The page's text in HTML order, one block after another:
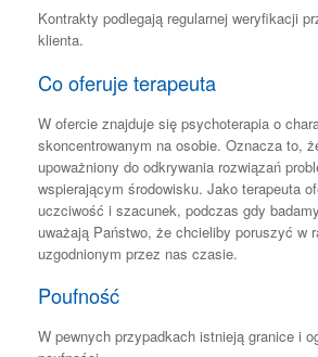
Kontrakty podlegają regularnej weryfikacji
klienta.
Co oferuje terapeuta
W ofercie znajduje się psychoterapia o
skoncentrowanym na osobie. Oznacza to,
upoważniony do odkrywania rozwiązań
wspierającym środowisku. Jako terapeuta
uczciwość i szacunek, podczas gdy
uważają Państwo, że chcieliby poruszyć w
uzgodnionym przez nas czasie.
Poufność
W pewnych przypadkach istnieją granice i